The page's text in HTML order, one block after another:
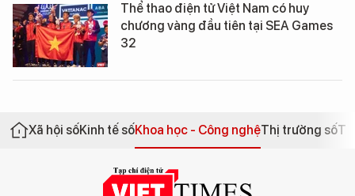
Thể thao điện tử Việt Nam có huy
chương vàng đầu tiên tại SEA Games
32
Xã hội sốKinh tế sốKhoa học - Công nghệThị trường số